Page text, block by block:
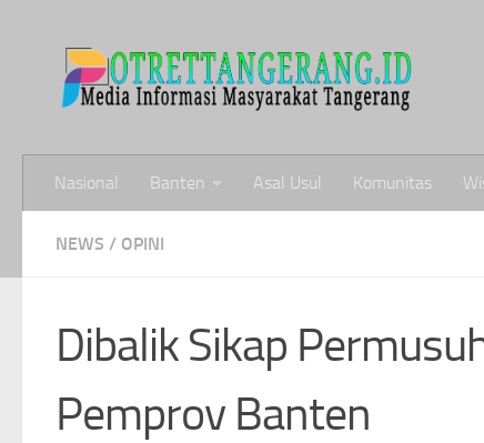
Nasional Banten Asal Usul Komunitas
NEWS / OPINI
Dibalik Sikap
Pemprov Banten